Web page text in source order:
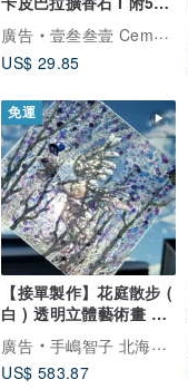
精油－馬年開運物
廣告
壹叁叁壹 Cementer No.1331
US$ 29.85
免運
【接單製作】花庭散步 (
白 ) 透明立體藝術畫 影
繪居家裝飾
廣告
手嶋智子 北海道彩虹畫家
US$ 583.87